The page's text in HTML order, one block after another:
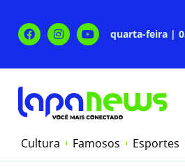
quarta-feira |
Cultura Famosos Esportes